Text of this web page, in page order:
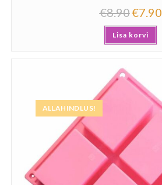
€8.90€7.90
Lisa korvi
ALLAHINDLUS!